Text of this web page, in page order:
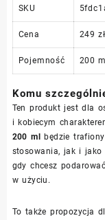
SKU
Cena 249 zł
Pojemność 200
Komu
Ten produkt jest dla
i kobiecym
200 mlbędzie
stosowania, jak i jako
gdy chcesz
w użyciu.
To także propozycja